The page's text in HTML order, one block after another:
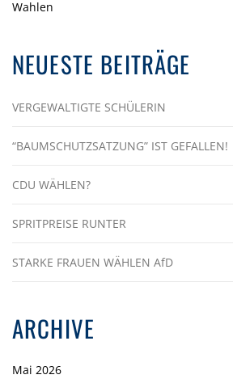
Wahlen
NEUESTE BEITRÄGE
VERGEWALTIGTE SCHÜLERIN
“BAUMSCHUTZSATZUNG” IST GEFALLEN!
CDU WÄHLEN?
SPRITPREISE RUNTER
STARKE FRAUEN WÄHLEN AfD
ARCHIVE
Mai 2026